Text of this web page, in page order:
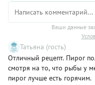
Ваши данные
Татьяна (гость)
Отличный рецепт. Пирог
смотря на то, что рыбы у
пирог лучше есть горячим.